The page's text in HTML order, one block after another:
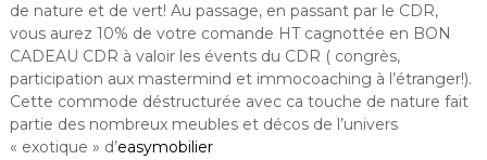
de nature et de vert! Au passage, en passant par le CDR,
vous aurez 10% de votre comande HT cagnottée en BON
CADEAU CDR à valoir les évents du CDR ( congrès,
participation aux mastermind et immocoaching à l’étranger!).
Cette commode déstructurée avec ca touche de nature fait
partie des nombreux meubles et décos de l’univers
« exotique » d’easymobilier